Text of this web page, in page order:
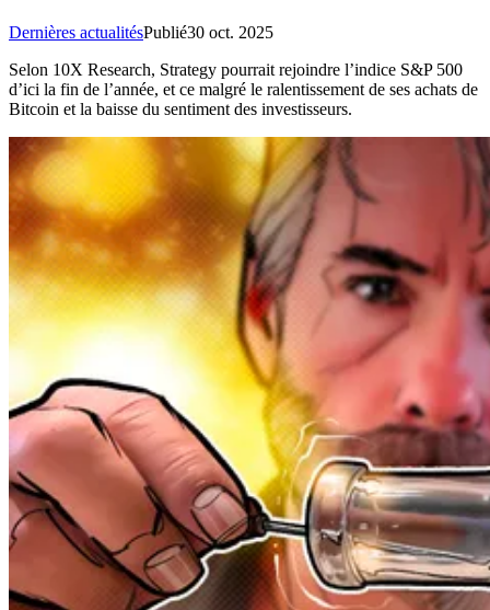
Dernières actualitésPublié30 oct. 2025
Selon 10X Research, Strategy pourrait rejoindre l’indice S&P 500
d’ici la fin de l’année, et ce malgré le ralentissement de ses achats de
Bitcoin et la baisse du sentiment des investisseurs.